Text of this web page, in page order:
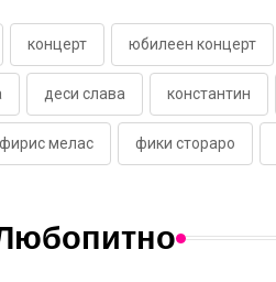
концерт юбилеен концерт
деси слава константин
мелас фики стораро